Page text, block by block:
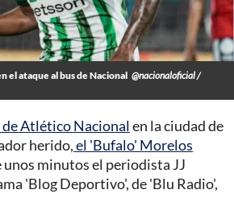
el ataque al bus de Nacional @nacionaloficial /
de Atlético Nacionalen la ciudad de
herido,el 'Bufalo' Morelos
unos minutos el periodista JJ
'Blog Deportivo', de 'Blu Radio',